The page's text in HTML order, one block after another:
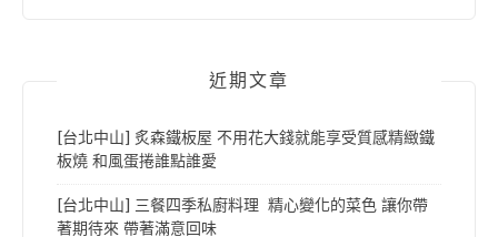
近期文章
[台北中山] 炙森鐵板屋 不用花大錢就能享受質感精緻鐵
板燒 和風蛋捲誰點誰愛
[台北中山] 三餐四季私廚料理 精心變化的菜色 讓你帶
著期待來 帶著滿意回味